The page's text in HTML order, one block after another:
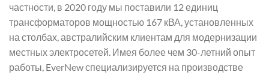
частности, в 2020 году мы поставили 12 единиц
трансформаторов мощностью 167 кВА, установленных
на столбах, австралийским клиентам для модернизации
местных электросетей. Имея более чем 30-летний опыт
работы, EverNew специализируется на производстве